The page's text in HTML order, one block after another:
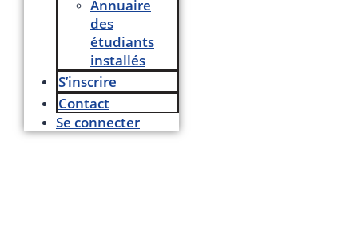
Annuaire
des
étudiants
installés
S’inscrire
Contact
Se connecter